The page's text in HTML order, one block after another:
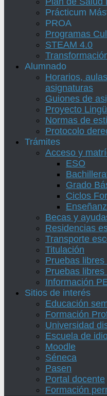
Prácticum
PROA
Programas
STEAM 4.0
Alumnado
Horarios,
asignaturas
Guiones de
Proyecto
Normas de
Protocolo
Trámites
Acceso y
ESO
Grado
Ciclos
Becas y
Residencias
Transporte
Titulación
Pruebas libres
Pruebas
Información
Sitios de interés
Educación
Formación
Universidad
Escuela de
Moodle
Séneca
Pasen
Portal docente
Formación